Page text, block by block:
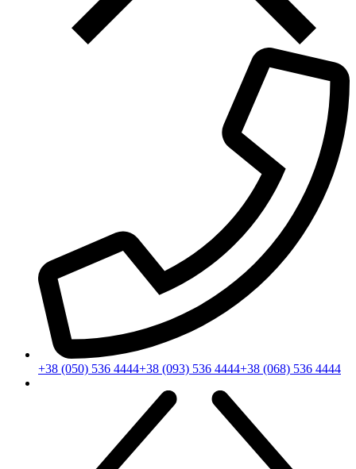
+38 (050) 536 4444+38 (093) 536 4444+38 (068) 536 4444